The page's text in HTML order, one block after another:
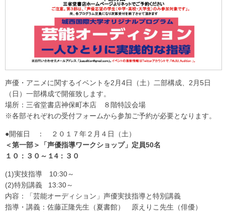
声優・アニメに関するイベントを2月4日（土）二部構成、2月5日
（日）一部構成で開催致します。
場所：三省堂書店神保町本店 ８階特設会場
※各部それぞれの受付フォームから参加ご予約が必要となります。
●開催日 ： ２０１７年２月４日（土）
＜第一部＞「声優指導ワークショップ」定員50名
１０：３０～１4：３０
(1)実技指導 10:30～
(2)特別講義 13:30～
内容：「芸能オーディション」声優実技指導と特別講義
指導・講義：佐藤正隆先生（夏書館） 原えりこ先生（俳優）